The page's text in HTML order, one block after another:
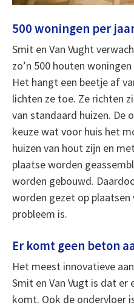
500 woningen per
Smit en Van Vught
zo’n 500 houten
Het hangt een beetje af
lichten ze toe. Ze richten
van standaard huizen. De
keuze wat voor huis het
huizen van hout zijn en
plaatse worden
worden gebouwd.
worden gezet op
probleem is.
Er komt geen beton
Het meest innovatieve
Smit en Van Vugt is dat er
komt. Ook de ondervloer